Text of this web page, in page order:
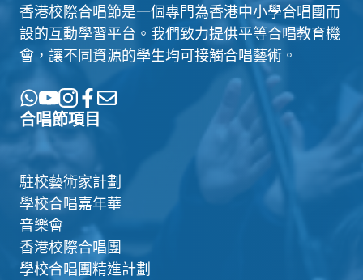
香港校際合唱節是一個專門為香港中小學合唱團而
設的互動學習平台。我們致力提供平等合唱教育機
會，讓不同資源的學生均可接觸合唱藝術。
合唱節項目
駐校藝術家計劃
學校合唱嘉年華
音樂會
香港校際合唱團
學校合唱團精進計劃